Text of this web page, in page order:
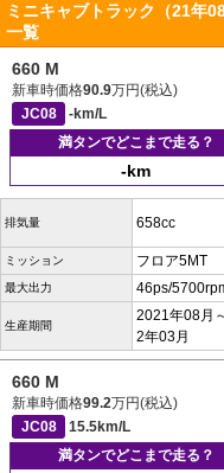
ミニキャブトラック（21年
一覧
660 M
新車時価格90.9万円(税込)
JC08
-km/L
満タンでどこまで走る？
-km
排気量 658cc
ミッション フロア5MT
最大出力 46ps/
生産期間
2021年08月
2年03月
660 M
新車時価格99.2万円(税込)
JC08
15.5km/L
満タンでどこまで走る？